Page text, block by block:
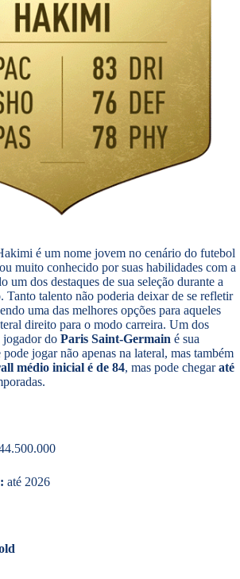
é um nome jovem no cenário do futebol
muito conhecido por suas habilidades com a
um dos destaques de sua seleção durante a
talento não poderia deixar de se refletir
uma das melhores opções para aqueles
direito para o modo carreira. Um dos
jogador do Paris Saint-Germain é sua
jogar não apenas na lateral, mas também
médio inicial é de 84, mas pode chegaraté
até 2026